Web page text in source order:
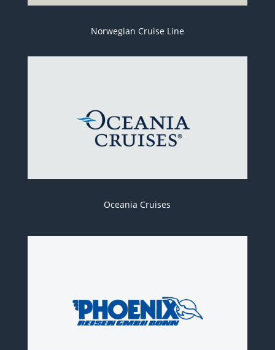
Norwegian Cruise Line
Oceania Cruises